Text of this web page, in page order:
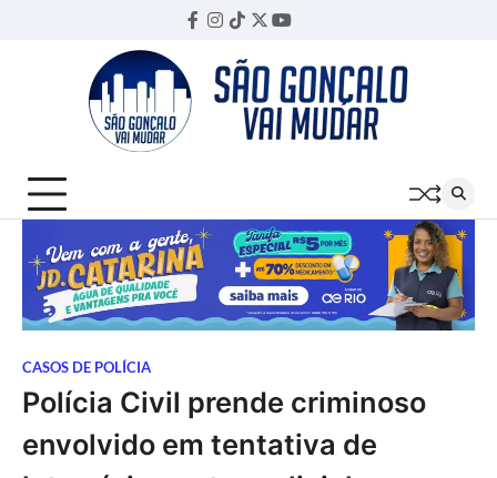
Facebook
Instagram
TikTok
TwitterYouTube
CASOS DE POLÍCIA
Polícia Civil prende criminoso
envolvido em tentativa de